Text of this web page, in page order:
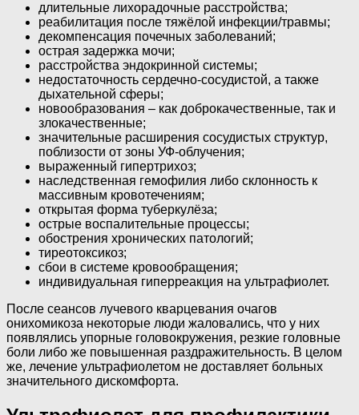
длительные лихорадочные расстройства;
реабилитация после тяжёлой инфекции/травмы;
декомпенсация почечных заболеваний;
острая задержка мочи;
расстройства эндокринной системы;
недостаточность сердечно-сосудистой, а также
дыхательной сферы;
новообразования – как доброкачественные, так и
злокачественные;
значительные расширения сосудистых структур,
поблизости от зоны УФ-облучения;
выраженный гипертрихоз;
наследственная гемофилия либо склонность к
массивным кровотечениям;
открытая форма туберкулёза;
острые воспалительные процессы;
обострения хронических патологий;
тиреотоксикоз;
сбои в системе кровообращения;
индивидуальная гиперреакция на ультрафиолет.
После сеансов лучевого кварцевания очагов
онихомикоза некоторые люди жаловались, что у них
появлялись упорные головокружения, резкие головные
боли либо же повышенная раздражительность. В целом
же, лечение ультрафиолетом не доставляет больных
значительного дискомфорта.